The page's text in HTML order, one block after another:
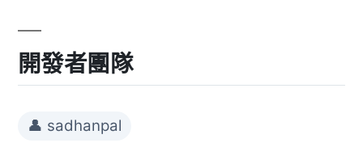
開發者團隊
👤 sadhanpal